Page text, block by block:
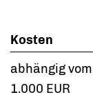
Kosten
abhängig
1.000 EUR